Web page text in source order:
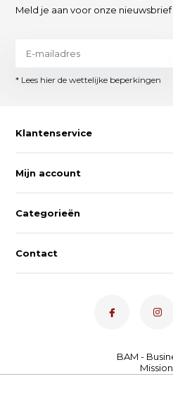
Meld je aan voor onze nieuwsbrief
* Lees hier de wettelijke beperkingen
Klantenservice
Mijn account
Categorieën
Contact